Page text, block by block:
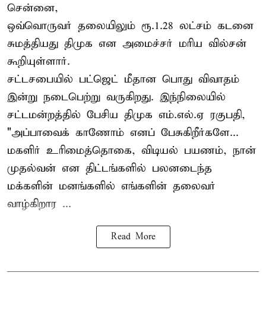
சென்னை,
ஒவ்வொருவர் தலையிலும் ரூ.1.28 லட்சம் கடனை
சுமத்தியது திமுக என அமைச்சர் மரிய வில்சன்
கூறியுள்ளார்.
சட்டசபையில் பட்ஜெட் மீதான பொது விவாதம்
இன்று நடைபெற்று வருகிறது. இந்நிலையில்
சட்டமன்றத்தில் பேசிய திமுக எம்.எல்.ஏ ரகுபதி,
"அப்பாவைக் காணோம் எனப் பேசுகிறீர்களே...
மகளிர் உரிமைத்தொகை, விடியல் பயணம், நான்
முதல்வன் என திட்டங்களில் பலனடைந்த
மக்களின் மனங்களில் எங்களின் தலைவர்
வாழ்கிறார ...
Read More